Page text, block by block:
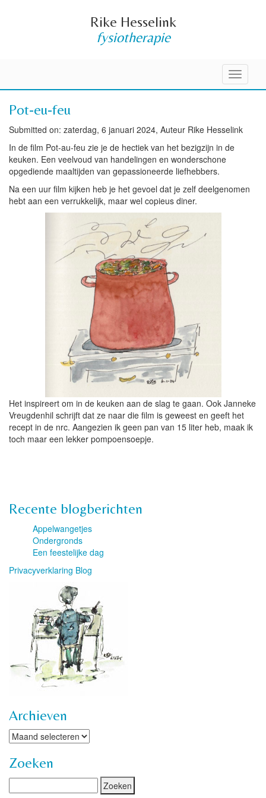
Rike Hesselink
fysiotherapie
Toggle
Pot-eu-feu
Submitted on: zaterdag, 6 januari 2024, Auteur Rike Hesselink
In de film Pot-au-feu zie je de hectiek van het bezigzijn in de
keuken. Een veelvoud van handelingen en wonderschone
opgediende maaltijden van gepassioneerde liefhebbers.
Na een uur film kijken heb je het gevoel dat je zelf deelgenomen
hebt aan een verrukkelijk, maar wel copieus diner.
Het inspireert om in de keuken aan de slag te gaan. Ook Janneke
Vreugdenhil schrijft dat ze naar die film is geweest en geeft het
recept in de nrc. Aangezien ik geen pan van 15 liter heb, maak ik
toch maar een lekker pompoensoepje.
Recente blogberichten
Appelwangetjes
Ondergronds
Een feestelijke dag
Privacyverklaring Blog
Archieven
Archieven
Zoeken